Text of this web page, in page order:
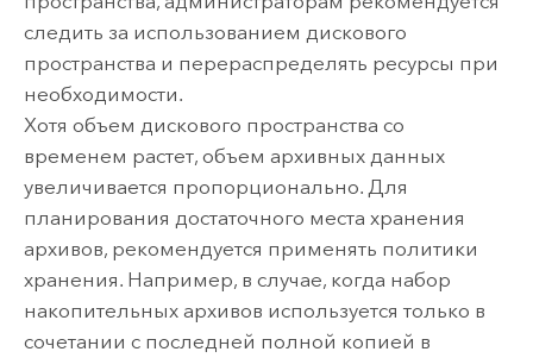
следить за использованием дискового
пространства и перераспределять ресурсы при
необходимости.
Хотя объем дискового пространства со
временем растет, объем архивных данных
увеличивается пропорционально. Для
планирования достаточного места хранения
архивов, рекомендуется применять политики
хранения. Например, в случае, когда набор
накопительных архивов используется только в
сочетании с последней полной копией в